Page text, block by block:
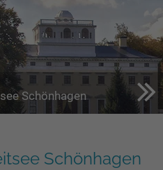
Schönhagen
Schönhagen